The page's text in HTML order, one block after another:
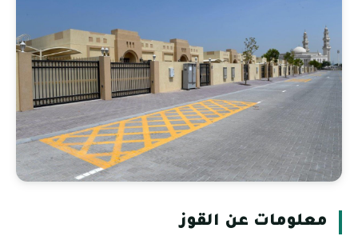
معلومات عن القوز